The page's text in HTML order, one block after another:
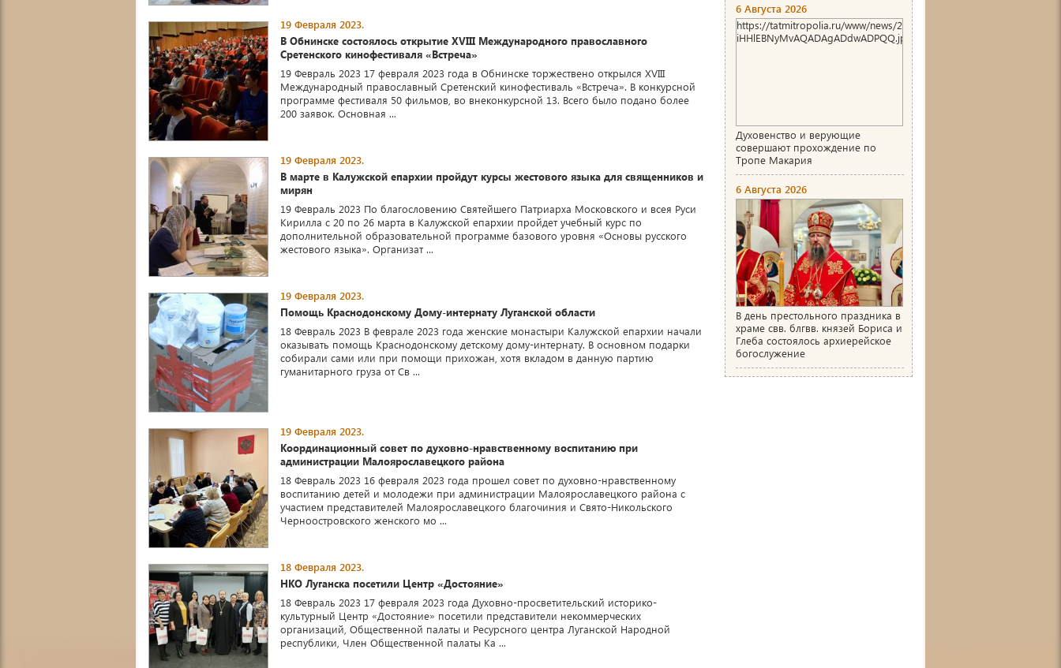
19 Февраля 2023.
В Обнинске состоялось открытие XVIII Международного православного
Сретенского кинофестиваля «Встреча»
19 Февраль 2023 17 февраля 2023 года в Обнинске торжествено открылся XVIII
Международный православный Сретенский кинофестиваль «Встреча». В конкурсной
программе фестиваля 50 фильмов, во внеконкурсной 13. Всего было подано более
200 заявок. Основная ...
19 Февраля 2023.
В марте в Калужской епархии пройдут курсы жестового языка для священников и
мирян
19 Февраль 2023 По благословению Святейшего Патриарха Московского и всея Руси
Кирилла с 20 по 26 марта в Калужской епархии пройдет учебный курс по
дополнительной образовательной программе базового уровня «Основы русского
жестового языка». Организат ...
19 Февраля 2023.
Помощь Краснодонскому Дому-интернату Луганской области
18 Февраль 2023 В феврале 2023 года женские монастыри Калужской епархии начали
оказывать помощь Краснодонскому детскому дому-интернату. В основном подарки
собирали сами или при помощи прихожан, хотя вкладом в данную партию
гуманитарного груза от Св ...
19 Февраля 2023.
Координационный совет по духовно-нравственному воспитанию при
администрации Малоярославецкого района
18 Февраль 2023 16 февраля 2023 года прошел совет по духовно-нравственному
воспитанию детей и молодежи при администрации Малоярославецкого района с
участием представителей Малоярославецкого благочиния и Свято-Никольского
Черноостровского женского мо ...
18 Февраля 2023.
НКО Луганска посетили Центр «Достояние»
18 Февраль 2023 17 февраля 2023 года Духовно-просветительский историко-
культурный Центр «Достояние» посетили представители некоммерческих
организаций, Общественной палаты и Ресурсного центра Луганской Народной
республики, Член Общественной палаты Ка ...
6 Августа 2026
https://tatmitropolia.ru/www/news/2026/8/
iHHlEBNyMvAQADAgADdwADPQQ.jpg
Духовенство и верующие
совершают прохождение по
Тропе Макария
6 Августа 2026
В день престольного праздника в
храме свв. блгвв. князей Бориса и
Глеба состоялось архиерейское
богослужение